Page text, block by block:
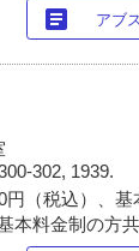
article アブ
302, 1939.
（税込）、基
料金制の方